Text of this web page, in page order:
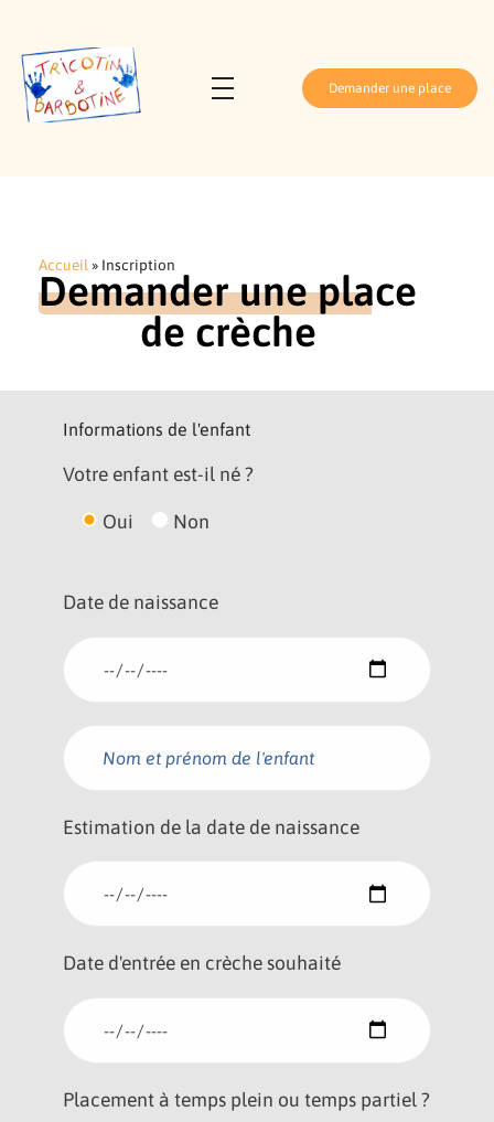
Demander une place
Accueil » Inscription
Demander une place
de crèche
Informations de l'enfant
Votre enfant est-il né ?
Oui Non
Date de naissance
Estimation de la date de naissance
Date d'entrée en crèche souhaité
Placement à temps plein ou temps partiel ?